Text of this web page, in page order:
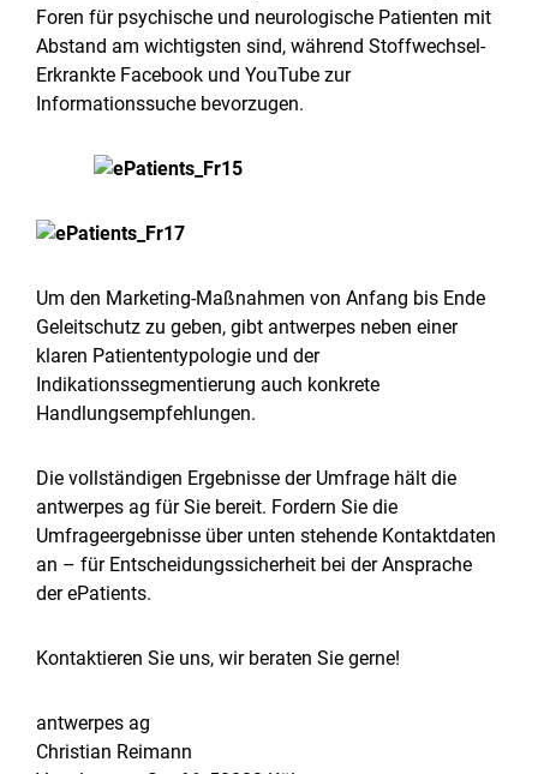
Foren für psychische und neurologische Patienten mit
Abstand am wichtigsten sind, während Stoffwechsel-
Erkrankte Facebook und YouTube zur
Informationssuche bevorzugen.
Um den Marketing-Maßnahmen von Anfang bis Ende
Geleitschutz zu geben, gibt antwerpes neben einer
klaren Patiententypologie und der
Indikationssegmentierung auch konkrete
Handlungsempfehlungen.
Die vollständigen Ergebnisse der Umfrage hält die
antwerpes ag für Sie bereit. Fordern Sie die
Umfrageergebnisse über unten stehende Kontaktdaten
an – für Entscheidungssicherheit bei der Ansprache
der ePatients.
Kontaktieren Sie uns, wir beraten Sie gerne!
antwerpes ag
Christian Reimann